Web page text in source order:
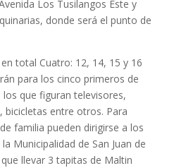
Los Tusilangos Este y
donde será el punto de
total Cuatro: 12, 14, 15 y 16
para los cinco primeros de
que figuran televisores,
entre otros. Para
familia pueden dirigirse a los
Municipalidad de San Juan de
llevar 3 tapitas de Maltin